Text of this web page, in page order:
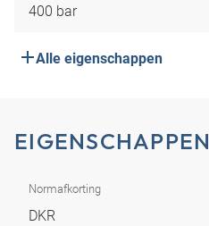
400 bar
Alle eigenschappen
EIGENSCHAPPEN
Normafkorting
DKR